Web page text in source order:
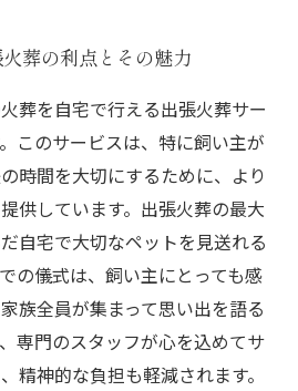
葬の利点とその魅力
葬を自宅で行える出張火葬サー
このサービスは、特に飼い主が
時間を大切にするために、より
供しています。出張火葬の最大
自宅で大切なペットを見送れる
の儀式は、飼い主にとっても感
族全員が集まって思い出を語る
専門のスタッフが心を込めてサ
精神的な負担も軽減されます。